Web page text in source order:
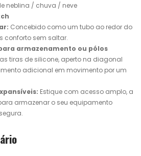
neblina / chuva / neve
Concebido como um tubo ao redor do
conforto sem saltar.
armazenamento ou pólos
tiras de silicone, aperto na diagonal
adicional em movimento por um
Estique com acesso amplo, a
armazenar o seu equipamento